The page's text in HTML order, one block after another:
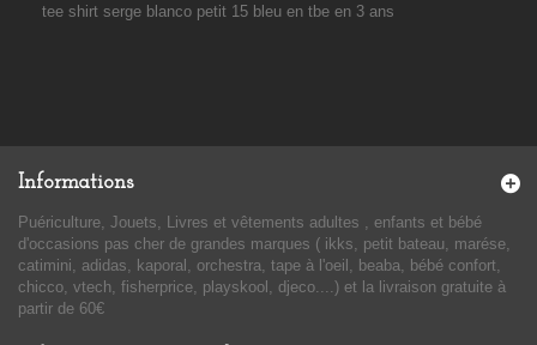
tee shirt serge blanco petit 15 bleu en tbe en 3 ans
Informations
Puériculture, Jouets, Livres et vêtements adultes , enfants et bébé
d'occasions pas cher de grandes marques ( ikks, petit bateau, marése,
catimini, adidas, kaporal, orchestra, tape à l'oeil, beaba, bébé confort,
chicco, vtech, fisherprice, playskool, djeco....) et la livraison gratuite à
partir de 60€